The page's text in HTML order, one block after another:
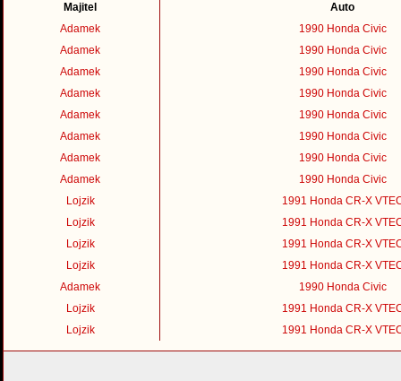
Majitel
Auto
Adamek
1990 Honda Civic
Adamek
1990 Honda Civic
Adamek
1990 Honda Civic
Adamek
1990 Honda Civic
Adamek
1990 Honda Civic
Adamek
1990 Honda Civic
Adamek
1990 Honda Civic
Adamek
1990 Honda Civic
Lojzik
1991 Honda CR-X
Lojzik
1991 Honda CR-X
Lojzik
1991 Honda CR-X
Lojzik
1991 Honda CR-X
Adamek
1990 Honda Civic
Lojzik
1991 Honda CR-X
Lojzik
1991 Honda CR-X